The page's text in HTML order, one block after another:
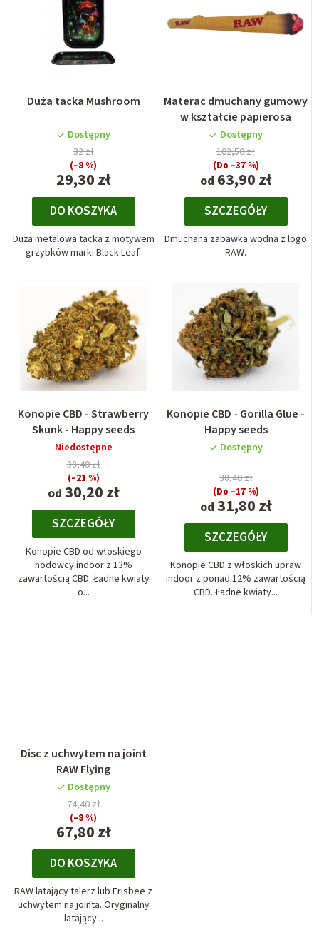
Duża tacka Mushroom
Dostępny
29,30 zł
32 zł
(–8 %)
DO KOSZYKA
Duża metalowa tacka z motywem
grzybków marki Black Leaf.
Materac dmuchany gumowy
w kształcie papierosa
Dostępny
od 63,90 zł
102,50 zł
(Do –37 %)
SZCZEGÓŁY
Dmuchana zabawka wodna z logo
RAW.
Konopie CBD - Strawberry
Skunk - Happy seeds
Niedostępne
od 30,20 zł
38,40 zł
(–21 %)
SZCZEGÓŁY
Konopie CBD od włoskiego
hodowcy indoor z 13%
zawartością CBD. Ładne kwiaty
o...
Konopie CBD - Gorilla Glue -
Happy seeds
Dostępny
od 31,80 zł
38,40 zł
(Do –17 %)
SZCZEGÓŁY
Konopie CBD z włoskich upraw
indoor z ponad 12% zawartością
CBD. Ładne kwiaty...
Disc z uchwytem na joint
RAW Flying
Dostępny
67,80 zł
74,40 zł
(–8 %)
DO KOSZYKA
RAW latający talerz lub Frisbee z
uchwytem na jointa. Oryginalny
latający...